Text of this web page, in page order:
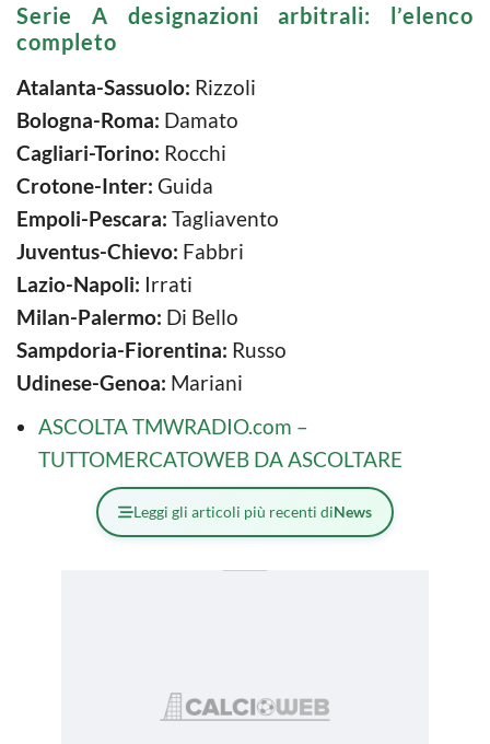
Serie A designazioni arbitrali: l’elenco
completo
Atalanta-Sassuolo: Rizzoli
Bologna-Roma: Damato
Cagliari-Torino: Rocchi
Crotone-Inter: Guida
Empoli-Pescara: Tagliavento
Juventus-Chievo: Fabbri
Lazio-Napoli: Irrati
Milan-Palermo: Di Bello
Sampdoria-Fiorentina: Russo
Udinese-Genoa: Mariani
ASCOLTA TMWRADIO.com –
TUTTOMERCATOWEB DA ASCOLTARE
Leggi gli articoli più recenti diNews